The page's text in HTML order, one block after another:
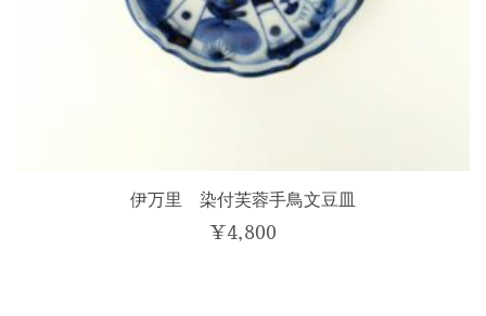
伊万里 染付芙蓉手鳥文豆皿
¥4,800